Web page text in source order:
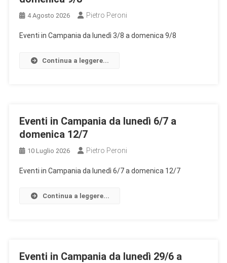
4 Agosto 2026 Pietro Peroni
Eventi in Campania da lunedì 3/8 a domenica 9/8
Continua a leggere...
Eventi in Campania da lunedì 6/7 a
domenica 12/7
10 Luglio 2026 Pietro Peroni
Eventi in Campania da lunedì 6/7 a domenica 12/7
Continua a leggere...
Eventi in Campania da lunedì 29/6 a